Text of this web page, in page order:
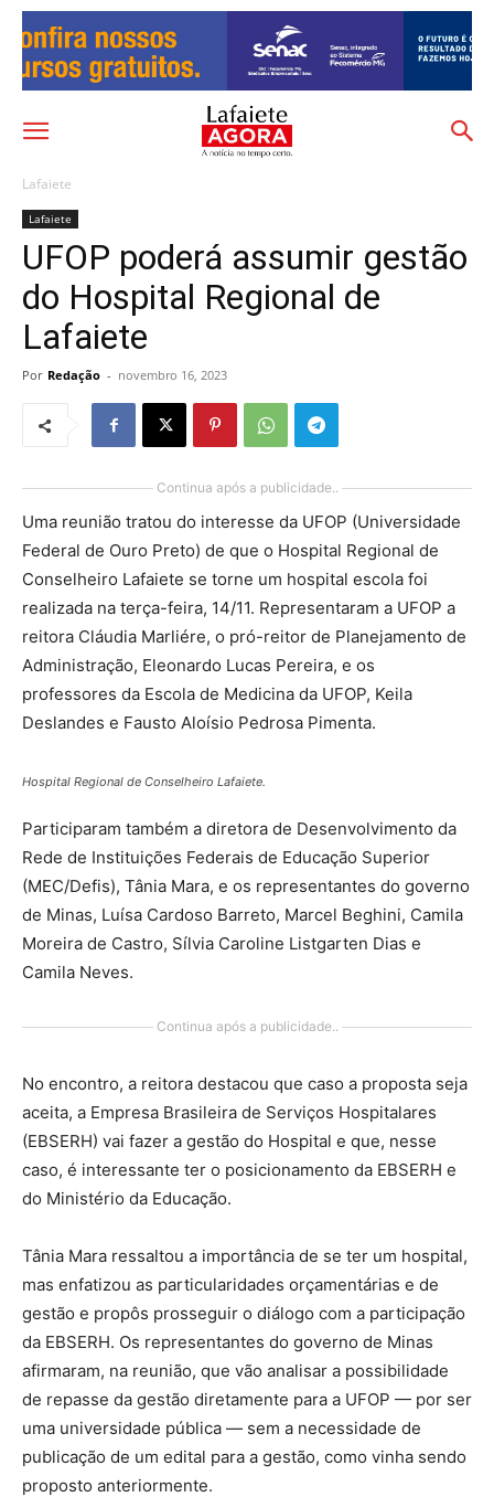
Lafaiete
Lafaiete
UFOP poderá assumir gestão
do Hospital Regional de
Lafaiete
Por Redação - novembro 16, 2023
Continua após a publicidade..
Uma reunião tratou do interesse da UFOP (Universidade
Federal de Ouro Preto) de que o Hospital Regional de
Conselheiro Lafaiete se torne um hospital escola foi
realizada na terça-feira, 14/11. Representaram a UFOP a
reitora Cláudia Marliére, o pró-reitor de Planejamento de
Administração, Eleonardo Lucas Pereira, e os
professores da Escola de Medicina da UFOP, Keila
Deslandes e Fausto Aloísio Pedrosa Pimenta.
Hospital Regional de Conselheiro Lafaiete.
Participaram também a diretora de Desenvolvimento da
Rede de Instituições Federais de Educação Superior
(MEC/Defis), Tânia Mara, e os representantes do governo
de Minas, Luísa Cardoso Barreto, Marcel Beghini, Camila
Moreira de Castro, Sílvia Caroline Listgarten Dias e
Camila Neves.
Continua após a publicidade..
No encontro, a reitora destacou que caso a proposta seja
aceita, a Empresa Brasileira de Serviços Hospitalares
(EBSERH) vai fazer a gestão do Hospital e que, nesse
caso, é interessante ter o posicionamento da EBSERH e
do Ministério da Educação.
Tânia Mara ressaltou a importância de se ter um hospital,
mas enfatizou as particularidades orçamentárias e de
gestão e propôs prosseguir o diálogo com a participação
da EBSERH. Os representantes do governo de Minas
afirmaram, na reunião, que vão analisar a possibilidade
de repasse da gestão diretamente para a UFOP — por ser
uma universidade pública — sem a necessidade de
publicação de um edital para a gestão, como vinha sendo
proposto anteriormente.